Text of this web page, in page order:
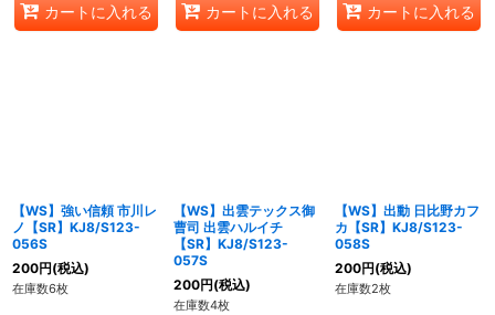
カートに入れる カートに入れる カートに入れる
【WS】強い信頼 市川レ
ノ【SR】KJ8/S123-
056S
200円(税込)
在庫数6枚
【WS】出雲テックス御
曹司 出雲ハルイチ
【SR】KJ8/S123-
057S
200円(税込)
在庫数4枚
【WS】出動 日比野カフ
カ【SR】KJ8/S123-
058S
200円(税込)
在庫数2枚